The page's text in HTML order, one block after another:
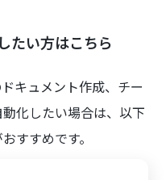
たい方はこちら
キュメント作成、チー
化したい場合は、以下
すすめです。